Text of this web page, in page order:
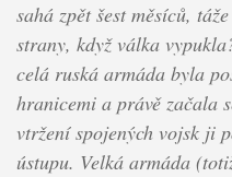
sahá zpět šest měsíců,
strany, když válka
celá ruská armáda byla
hranicemi a právě začala
vtržení spojených vojsk ji
ústupu. Velká armáda